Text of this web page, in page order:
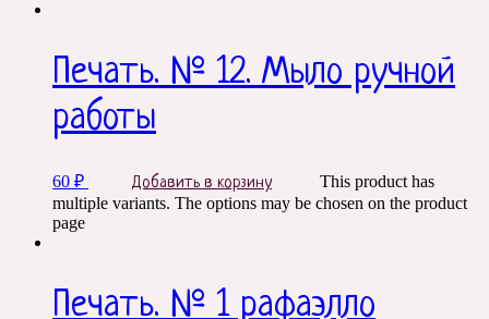
Печать. № 12. Мыло ручной
работы
60 ₽ Добавить в корзину
This product has
multiple variants. The options may be chosen on the product
page
Печать. № 1 рафаэлло